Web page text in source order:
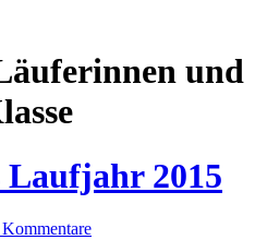
und
2015